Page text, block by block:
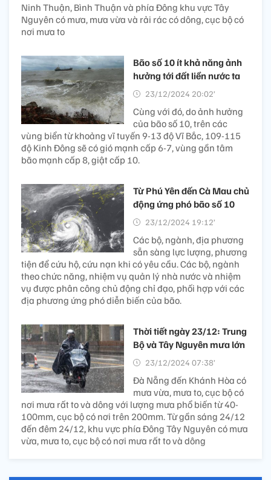
Ninh Thuận, Bình Thuận và phía Đông khu vực Tây
Nguyên có mưa, mưa vừa và rải rác có dông, cục bộ có
nơi mưa to
Bão số 10 ít khả năng ảnh
hưởng tới đất liền nước ta
23/12/2024 20:02’
Cùng với đó, do ảnh hưởng
của bão số 10, trên các
vùng biển từ khoảng vĩ tuyến 9-13 độ Vĩ Bắc, 109-115
độ Kinh Đông sẽ có gió mạnh cấp 6-7, vùng gần tâm
bão mạnh cấp 8, giật cấp 10.
Từ Phú Yên đến Cà Mau chủ
động ứng phó bão số 10
23/12/2024 19:12’
Các bộ, ngành, địa phương
sẵn sàng lực lượng, phương
tiện để cứu hộ, cứu nạn khi có yêu cầu. Các bộ, ngành
theo chức năng, nhiệm vụ quản lý nhà nước và nhiệm
vụ được phân công chủ động chỉ đạo, phối hợp với các
địa phương ứng phó diễn biến của bão.
Thời tiết ngày 23/12: Trung
Bộ và Tây Nguyên mưa lớn
23/12/2024 07:38’
Đà Nẵng đến Khánh Hòa có
mưa vừa, mưa to, cục bộ có
nơi mưa rất to và dông với lượng mưa phổ biến từ 40-
100mm, cục bộ có nơi trên 200mm. Từ gần sáng 24/12
đến đêm 24/12, khu vực phía Đông Tây Nguyên có mưa
vừa, mưa to, cục bộ có nơi mưa rất to và dông